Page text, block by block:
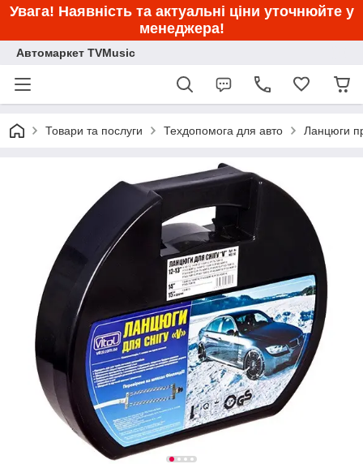
Увага! Наявність та актуальні ціни уточнюйте у
менеджера!
Автомаркет TVMusic
Товари та послуги Техдопомога для авто Ланцюги